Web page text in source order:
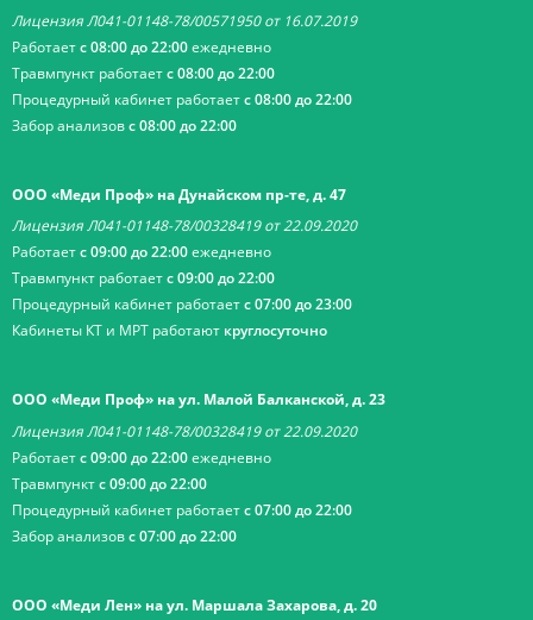
Лицензия Л041-01148-78/00571950 от 16.07.2019
Работаетс 08:00 до 22:00ежедневно
Травмпункт работаетс 08:00 до 22:00
Процедурный кабинет работаетс 08:00 до 22:00
Забор анализовс 08:00 до 22:00
ООО «Меди Проф» на Дунайском пр-те, д. 47
Лицензия Л041-01148-78/00328419 от 22.09.2020
Работаетс 09:00 до 22:00ежедневно
Травмпункт работаетс 09:00 до 22:00
Процедурный кабинет работаетс 07:00 до 23:00
Кабинеты КТ и МРТ работают круглосуточно
ООО «Меди Проф» на ул. Малой Балканской, д. 23
Лицензия Л041-01148-78/00328419 от 22.09.2020
Работаетс 09:00 до 22:00ежедневно
Травмпунктс 09:00 до 22:00
Процедурный кабинет работаетс 07:00 до 22:00
Забор анализовс 07:00 до 22:00
ООО «Меди Лен» на ул. Маршала Захарова, д. 20